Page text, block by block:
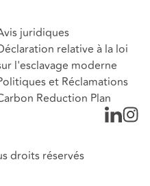
juridiques
relative à la loi
l'esclavage moderne
et Réclamations
Reduction Plan
droits réservés